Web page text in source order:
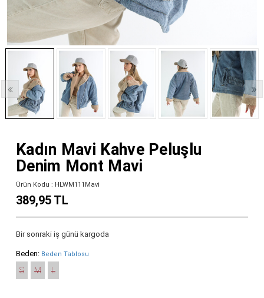
Kadın Mavi Kahve Peluşlu
Denim Mont Mavi
Ürün Kodu : HLWM111Mavi
389,95 TL
Bir sonraki iş günü kargoda
Beden: Beden Tablosu
S M L